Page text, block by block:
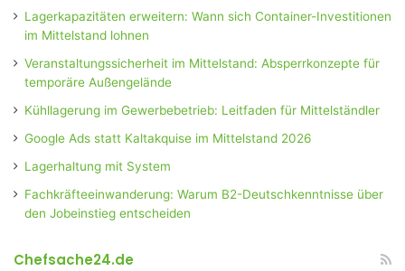
Lagerkapazitäten erweitern: Wann sich Container-Investitionen
im Mittelstand lohnen
Veranstaltungssicherheit im Mittelstand: Absperrkonzepte für
temporäre Außengelände
Kühllagerung im Gewerbebetrieb: Leitfaden für Mittelständler
Google Ads statt Kaltakquise im Mittelstand 2026
Lagerhaltung mit System
Fachkräfteeinwanderung: Warum B2-Deutschkenntnisse über
den Jobeinstieg entscheiden
Chefsache24.de